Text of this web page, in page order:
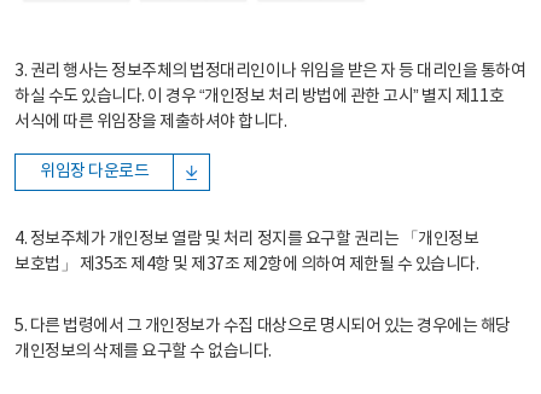
3. 권리 행사는 정보주체의 법정대리인이나 위임을 받은 자 등 대리인을 통하여
하실 수도 있습니다. 이 경우 “개인정보 처리 방법에 관한 고시” 별지 제11호
서식에 따른 위임장을 제출하셔야 합니다.
위임장 다운로드
4. 정보주체가 개인정보 열람 및 처리 정지를 요구할 권리는 「개인정보
보호법」 제35조 제4항 및 제37조 제2항에 의하여 제한될 수 있습니다.
5. 다른 법령에서 그 개인정보가 수집 대상으로 명시되어 있는 경우에는 해당
개인정보의 삭제를 요구할 수 없습니다.